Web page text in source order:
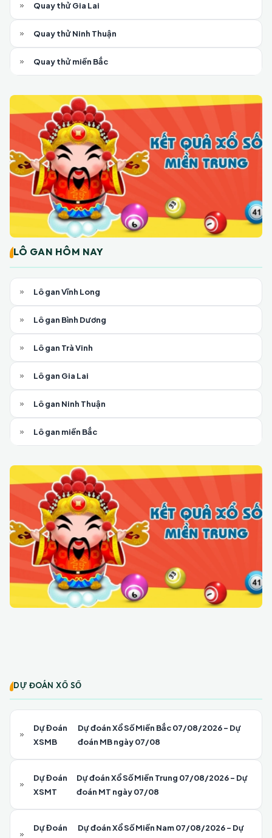
Quay thử Gia Lai
Quay thử Ninh Thuận
Quay thử miền Bắc
LÔ GAN HÔM NAY
Lô gan Vĩnh Long
Lô gan Bình Dương
Lô gan Trà Vinh
Lô gan Gia Lai
Lô gan Ninh Thuận
Lô gan miền Bắc
DỰ ĐOÁN XỔ SỐ
Dự Đoán
XSMB
Dự đoán Xổ Số Miền Bắc 07/08/2026 - Dự
đoán MB ngày 07/08
Dự Đoán
XSMT
Dự đoán Xổ Số Miền Trung 07/08/2026 - Dự
đoán MT ngày 07/08
Dự Đoán
Dự đoán Xổ Số Miền Nam 07/08/2026 - Dự